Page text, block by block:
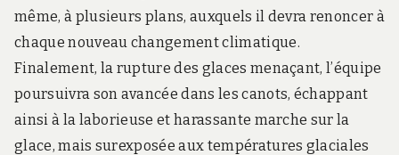
même, à plusieurs plans, auxquels il devra renoncer à
chaque nouveau changement climatique.
Finalement, la rupture des glaces menaçant, l’équipe
poursuivra son avancée dans les canots, échappant
ainsi à la laborieuse et harassante marche sur la
glace, mais surexposée aux températures glaciales